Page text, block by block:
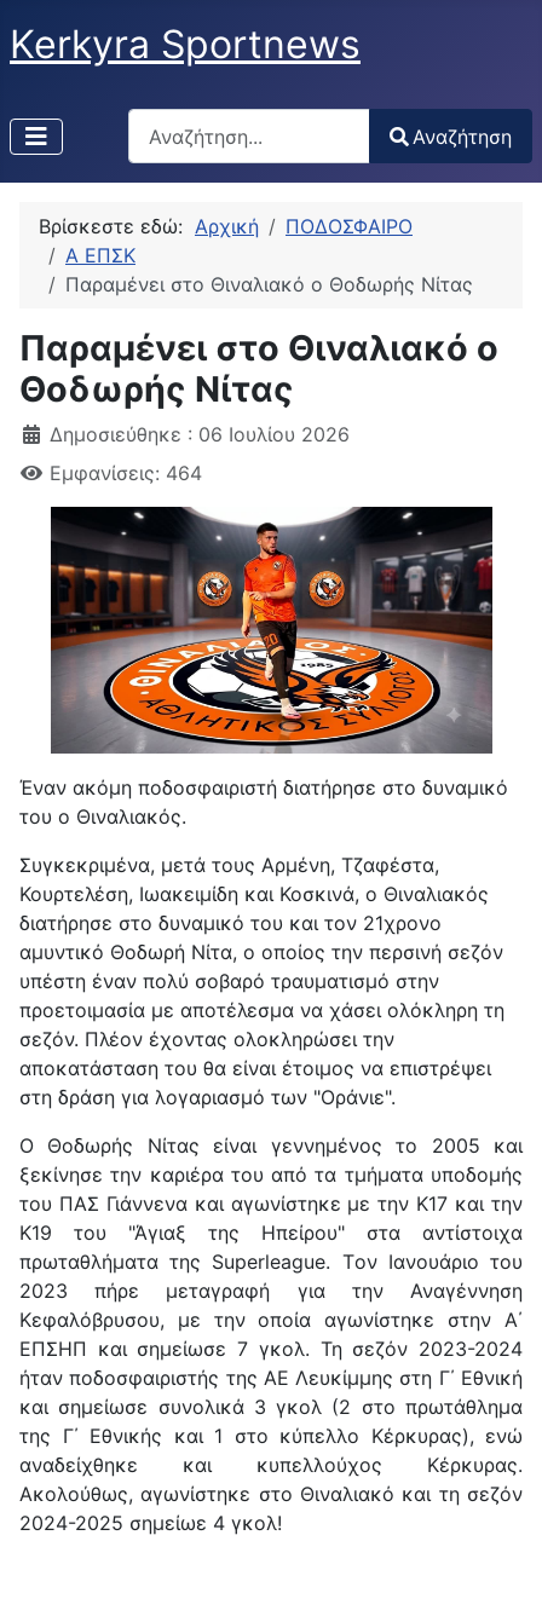
Kerkyra Sportnews
Αναζήτηση
Type 2 or more characters for results.
Αναζήτηση
Βρίσκεστε εδώ: Αρχική
ΠΟΔΟΣΦΑΙΡΟ
Α ΕΠΣΚ
Παραμένει στο Θιναλιακό ο Θοδωρής Νίτας
Παραμένει στο Θιναλιακό ο
Θοδωρής Νίτας
Δημοσιεύθηκε : 06 Ιουλίου 2026
Εμφανίσεις: 464
Έναν ακόμη ποδοσφαιριστή διατήρησε στο δυναμικό
του ο Θιναλιακός.
Συγκεκριμένα, μετά τους Αρμένη, Τζαφέστα,
Κουρτελέση, Ιωακειμίδη και Κοσκινά, ο Θιναλιακός
διατήρησε στο δυναμικό του και τον 21χρονο
αμυντικό Θοδωρή Νίτα, ο οποίος την περσινή σεζόν
υπέστη έναν πολύ σοβαρό τραυματισμό στην
προετοιμασία με αποτέλεσμα να χάσει ολόκληρη τη
σεζόν. Πλέον έχοντας ολοκληρώσει την
αποκατάσταση του θα είναι έτοιμος να επιστρέψει
στη δράση για λογαριασμό των "Οράνιε".
Ο Θοδωρής Νίτας είναι γεννημένος το 2005 και
ξεκίνησε την καριέρα του από τα τμήματα υποδομής
του ΠΑΣ Γιάννενα και αγωνίστηκε με την Κ17 και την
Κ19 του "Άγιαξ της Ηπείρου" στα αντίστοιχα
πρωταθλήματα της Superleague. Tον Ιανουάριο του
2023 πήρε μεταγραφή για την Αναγέννηση
Κεφαλόβρυσου, με την οποία αγωνίστηκε στην Α΄
ΕΠΣΗΠ και σημείωσε 7 γκολ. Τη σεζόν 2023-2024
ήταν ποδοσφαιριστής της ΑΕ Λευκίμμης στη Γ΄ Εθνική
και σημείωσε συνολικά 3 γκολ (2 στο πρωτάθλημα
της Γ΄ Εθνικής και 1 στο κύπελλο Κέρκυρας), ενώ
αναδείχθηκε και κυπελλούχος Κέρκυρας.
Ακολούθως, αγωνίστηκε στο Θιναλιακό και τη σεζόν
2024-2025 σημείωε 4 γκολ!